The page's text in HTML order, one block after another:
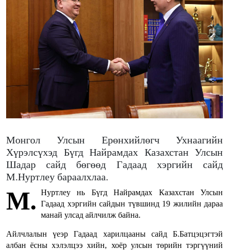
Монгол Улсын Ерөнхийлөгч Ухнаагийн
Хүрэлсүхэд Бүгд Найрамдах Казахстан Улсын
Шадар сайд бөгөөд Гадаад хэргийн сайд
М.Нуртлеу бараалхлаа.
М. Нуртлеу нь Бүгд Найрамдах Казахстан Улсын
Гадаад хэргийн сайдын түвшинд 19 жилийн дараа
манай улсад айлчилж байна.
Айлчлалын үеэр Гадаад харилцааны сайд Б.Батцэцэгтэй
албан ёсны хэлэлцээ хийн, хоёр улсын төрийн тэргүүний